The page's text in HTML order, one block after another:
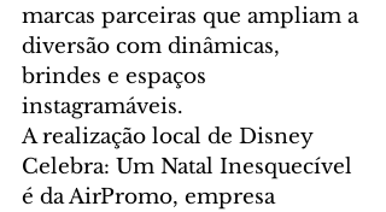
marcas parceiras que ampliam a
diversão com dinâmicas,
brindes e espaços
instagramáveis.
A realização local de Disney
Celebra: Um Natal Inesquecível
é da AirPromo, empresa